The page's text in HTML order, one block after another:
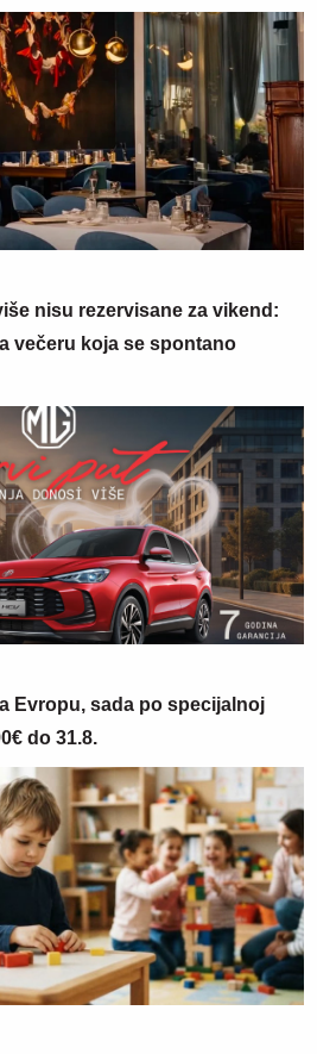
nisu rezervisane za vikend:
večeru koja se spontano
Evropu, sada po specijalnoj
do 31.8.